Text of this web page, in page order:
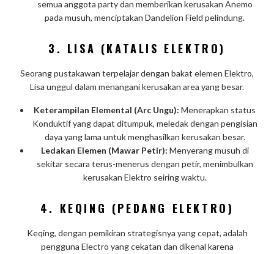
semua anggota party dan memberikan kerusakan Anemo
pada musuh, menciptakan Dandelion Field pelindung.
3. LISA (KATALIS ELEKTRO)
Seorang pustakawan terpelajar dengan bakat elemen Elektro,
Lisa unggul dalam menangani kerusakan area yang besar.
Keterampilan Elemental (Arc Ungu): Menerapkan status
Konduktif yang dapat ditumpuk, meledak dengan pengisian
daya yang lama untuk menghasilkan kerusakan besar.
Ledakan Elemen (Mawar Petir): Menyerang musuh di
sekitar secara terus-menerus dengan petir, menimbulkan
kerusakan Elektro seiring waktu.
4. KEQING (PEDANG ELEKTRO)
Keqing, dengan pemikiran strategisnya yang cepat, adalah
pengguna Electro yang cekatan dan dikenal karena